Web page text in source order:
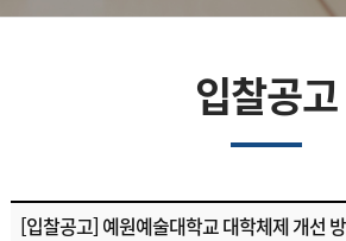
입찰공고
[입찰공고] 예원예술대학교 대학체제 개선